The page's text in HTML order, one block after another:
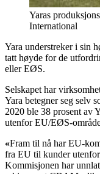
Yaras
International
Yara understreker i sin
tatt høyde for de
eller EØS.
Selskapet har
Yara betegner seg selv
2020 ble 38 prosent av
utenfor EU/EØS-
«Fram til nå har EU-
fra EU til kunder
Kommisjonen har